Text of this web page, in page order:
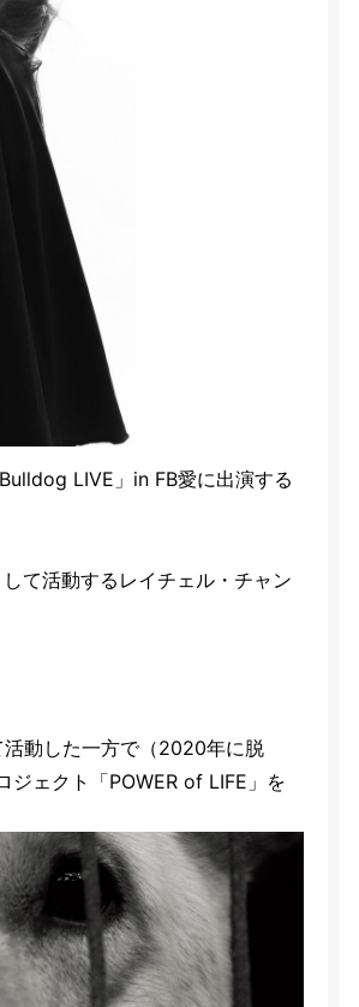
LIVE」in FB愛に出演する
て活動するレイチェル・チャン
動した一方で（2020年に脱
ェクト「POWER of LIFE」を